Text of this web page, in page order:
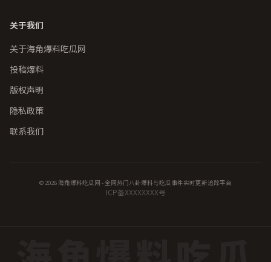
关于我们
关于海角爆料吃瓜网
投稿爆料
版权声明
隐私政策
联系我们
© 2026 海角爆料吃瓜网 - 全网热门八卦爆料与吃瓜事件实时更新追踪平台
ICP备XXXXXXXX号